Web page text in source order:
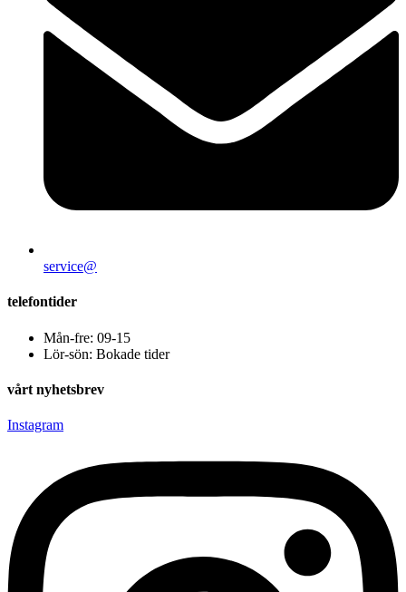
service@
telefontider
Mån-fre: 09-15
Lör-sön: Bokade tider
vårt nyhetsbrev
Instagram